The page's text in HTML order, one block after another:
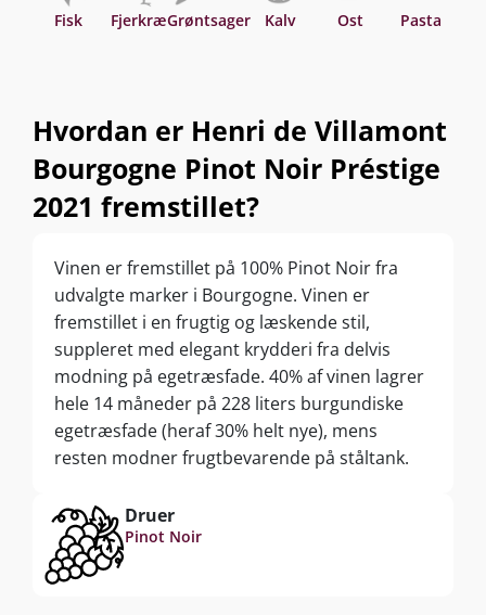
Fisk FjerkræGrøntsager Kalv Ost Pasta
Hvordan er Henri de Villamont
Bourgogne Pinot Noir Préstige
2021 fremstillet?
Vinen er fremstillet på 100% Pinot Noir fra
udvalgte marker i Bourgogne. Vinen er
fremstillet i en frugtig og læskende stil,
suppleret med elegant krydderi fra delvis
modning på egetræsfade. 40% af vinen lagrer
hele 14 måneder på 228 liters burgundiske
egetræsfade (heraf 30% helt nye), mens
resten modner frugtbevarende på ståltank.
Druer
Pinot Noir